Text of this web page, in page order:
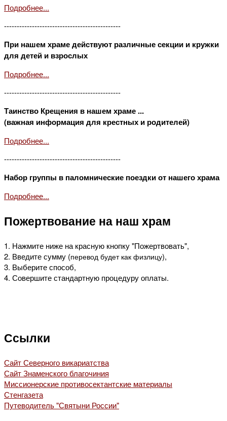
Подробнее...
----------------------------------------------
При нашем храме действуют различные секции и кружки
для детей и взрослых
Подробнее...
----------------------------------------------
Таинство Крещения в нашем храме ...
(важная информация для крестных и родителей)
Подробнее...
----------------------------------------------
Набор группы в паломнические поездки от нашего храма
Подробнее...
Пожертвование на наш храм
1. Нажмите ниже на красную кнопку "Пожертвовать",
2. Введите сумму (перевод будет как физлицу),
3. Выберите способ,
4. Совершите стандартную процедуру оплаты.
Ссылки
Сайт Северного викариатства
Сайт Знаменского благочиния
Миссионерские противосектантские материалы
Стенгазета
Путеводитель "Святыни России"